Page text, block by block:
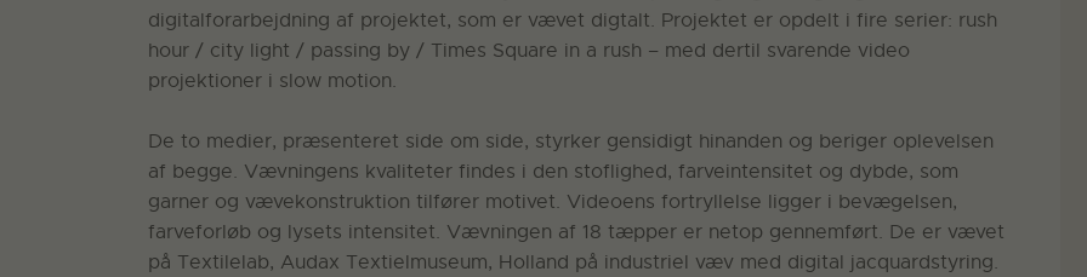
digitalforarbejdning af projektet, som er vævet digtalt. Projektet er opdelt i fire serier: rush
hour / city light / passing by / Times Square in a rush – med dertil svarende video
projektioner i slow motion.
De to medier, præsenteret side om side, styrker gensidigt hinanden og beriger oplevelsen
af begge. Vævningens kvaliteter findes i den stoflighed, farveintensitet og dybde, som
garner og vævekonstruktion tilfører motivet. Videoens fortryllelse ligger i bevægelsen,
farveforløb og lysets intensitet. Vævningen af 18 tæpper er netop gennemført. De er vævet
på Textilelab, Audax Textielmuseum, Holland på industriel væv med digital jacquardstyring.